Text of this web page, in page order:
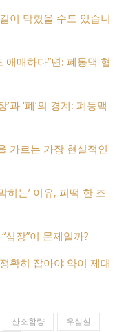
이 막혔을 수도 있습니
애매하다”면: 폐동맥 협
과 ‘폐’의 경계: 폐동맥
가르는 가장 현실적인
히는’ 이유, 피떡 한 조
심장”이 문제일까?
확히 잡아야 약이 제대
산소함량
우심실